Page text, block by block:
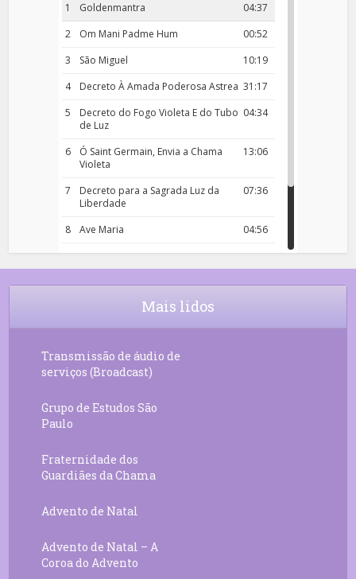
1 04:37
Goldenmantra
2
00:52
Om Mani Padme Hum
3
10:19
São Miguel
4
31:17
Decreto À Amada Poderosa Astrea
5
04:34
Decreto do Fogo Violeta E do Tubo
de Luz
6
13:06
Ó Saint Germain, Envia a Chama
Violeta
7
07:36
Decreto para a Sagrada Luz da
Liberdade
8
04:56
Ave Maria
9
18:00
Rosário da Criança
10
04:43
Decreto 50.03 – Diante da Vossa
Mais lidos
Transmissão de áudio de
serviços (Broadcast)
Grupo de Estudos São
Paulo
Fraternidade dos
Guardiães da Chama
Advento de Natal
Advento de Natal – A
Coroa do Advento